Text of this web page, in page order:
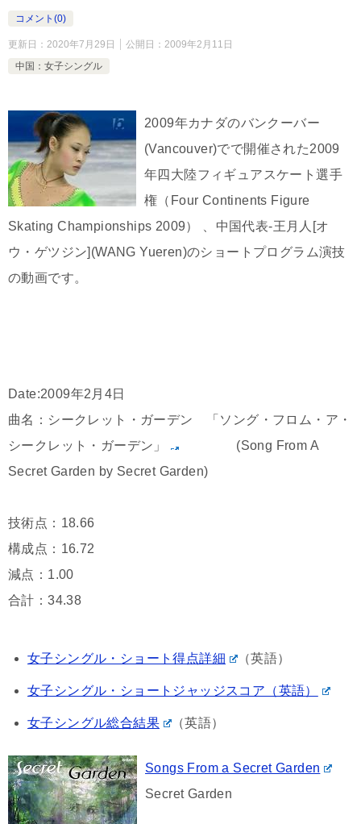
コメント(0)
更新日： 2020年7月29日 公開日： 2009年2月11日
中国：女子シングル
2009年カナダのバンクーバー
(Vancouver)でで開催された2009
年四大陸フィギュアスケート選手
権（Four Continents Figure
Skating Championships 2009） 、中国代表-王月人[オ
ウ・ゲツジン](WANG Yueren)のショートプログラム演技
の動画です。
Date:2009年2月4日
曲名：シークレット・ガーデン 「ソング・フロム・ア・
シークレット・ガーデン」
(Song From A
Secret Garden by Secret Garden)
技術点：18.66
構成点：16.72
減点：1.00
合計：34.38
女子シングル・ショート得点詳細 （英語）
女子シングル・ショートジャッジスコア（英語）
女子シングル総合結果 （英語）
Songs From a Secret Garden
Secret Garden